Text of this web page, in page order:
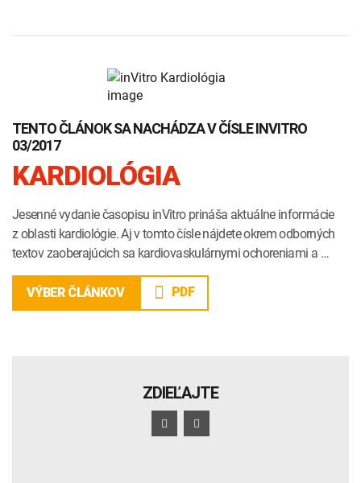
TENTO ČLÁNOK SA NACHÁDZA V ČÍSLE INVITRO
03/2017
KARDIOLÓGIA
Jesenné vydanie časopisu inVitro prináša aktuálne informácie
z oblasti kardiológie. Aj v tomto čísle nájdete okrem odborných
textov zaoberajúcich sa kardiovaskulárnymi ochoreniami a …
VÝBER ČLÁNKOV PDF
ZDIEĽAJTE